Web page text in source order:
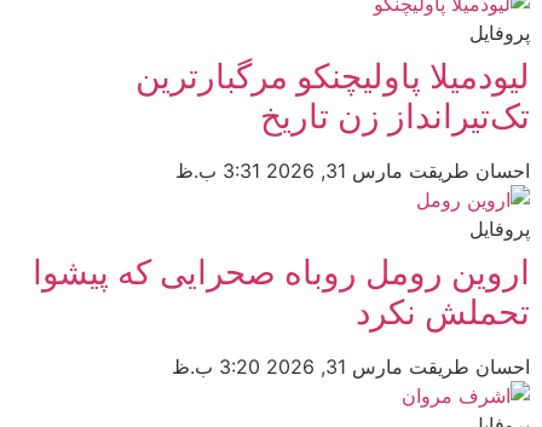
پروفایل
لیودمیلا پاولیچنکو مرگبارترین
تک‌تیرانداز زن تاریخ
احسان طریقت مارس 31, 2026 3:31 ب.ظ
پروفایل
اروین رومل روباه صحرایی که پیشوا
تحملش نکرد
احسان طریقت مارس 31, 2026 3:20 ب.ظ